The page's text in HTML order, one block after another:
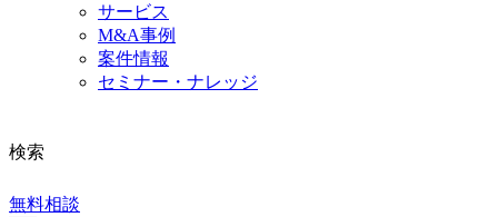
サービス
M&A事例
案件情報
セミナー・ナレッジ
検索
無料相談